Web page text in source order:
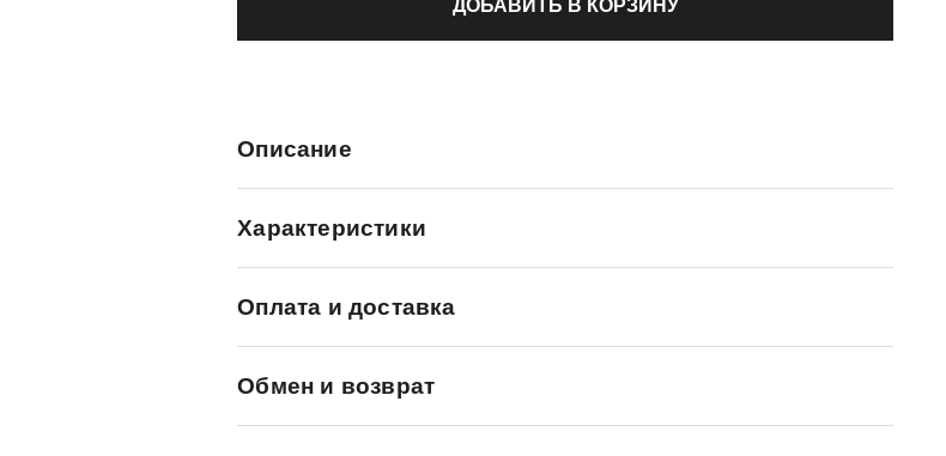
ДОБАВИТЬ В КОРЗИНУ
Описание
Характеристики
Оплата и доставка
Обмен и возврат